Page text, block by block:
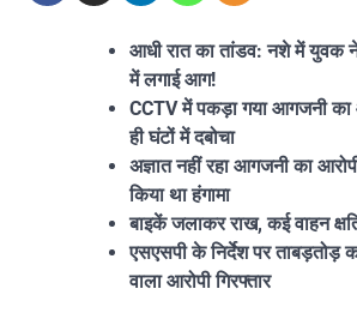
आधी रात का तांडव: नशे में युवक
में लगाई आग!
CCTV में पकड़ा गया आगजनी
ही घंटों में दबोचा
अज्ञात नहीं रहा आगजनी का
किया था हंगामा
बाइकें जलाकर राख, कई वाहन
एसएसपी के निर्देश पर ताबड़तोड़
वाला आरोपी गिरफ्तार